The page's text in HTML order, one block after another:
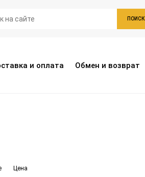
ПОИСК
и оплата Обмен и возврат
Цена